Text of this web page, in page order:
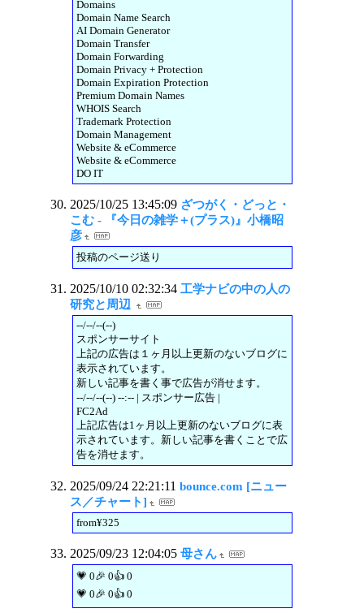
Domains
Domain Name Search
AI Domain Generator
Domain Transfer
Domain Forwarding
Domain Privacy + Protection
Domain Expiration Protection
Premium Domain Names
WHOIS Search
Trademark Protection
Domain Management
Website & eCommerce
Website & eCommerce
DO IT
2025/10/25 13:45:09 ざつがく・どっと・
こむ - 『今日の雑学＋(プラス)』小橋昭
彦
投稿のページ送り
2025/10/10 02:32:34 工学ナビの中の人の
研究と周辺
--/--/--(--)
スポンサーサイト
上記の広告は１ヶ月以上更新のないブログに
表示されています。
新しい記事を書く事で広告が消せます。
--/--/--(--) --:-- | スポンサー広告 |
FC2Ad
上記広告は1ヶ月以上更新のないブログに表
示されています。新しい記事を書くことで広
告を消せます。
2025/09/24 22:21:11 bounce.com [ニュー
ス／チャート]
from¥325
2025/09/23 12:04:05 母さん
💗 0🎉 0👍 0
💗 0🎉 0👍 0